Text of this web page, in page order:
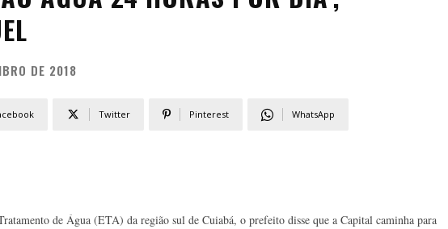
DE 2018
Twitter Pinterest WhatsApp
de Água (ETA) da região sul de Cuiabá, o prefeito disse que a Capital caminha para